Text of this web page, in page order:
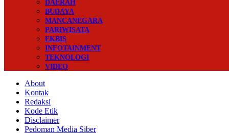
DAERAH
BUDAYA
MANCANEGARA
PARIWISATA
EKBIS
INFOTAINMENT
TEKNOLOGI
VIDEO
About
Kontak
Redaksi
Kode Etik
Disclaimer
Pedoman Media Siber